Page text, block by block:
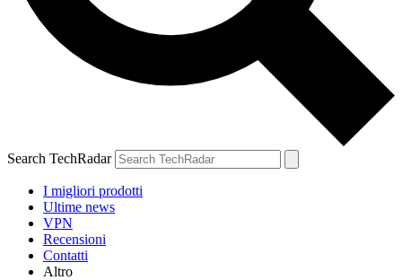
Search TechRadar
I migliori prodotti
Ultime news
VPN
Recensioni
Contatti
Altro